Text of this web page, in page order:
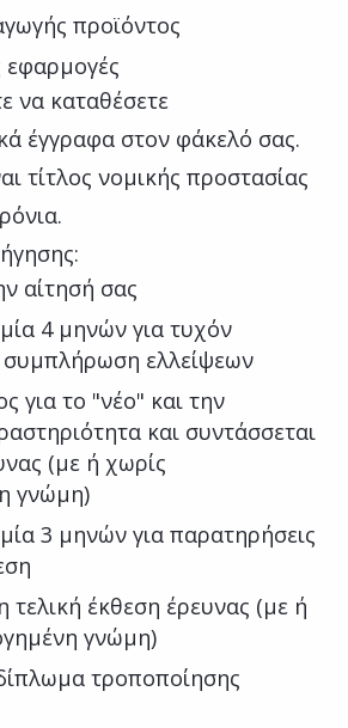
προϊόντος
εφαρμογές
να καταθέσετε
έγγραφα στον φάκελό σας.
τίτλος νομικής προστασίας
αίτησή σας
4 μηνών για τυχόν
συμπλήρωση ελλείψεων
για το "νέο" και την
και συντάσσεται
(με ή χωρίς
γνώμη)
3 μηνών για παρατηρήσεις
τελική έκθεση έρευνας (με ή
γνώμη)
τροποποίησης